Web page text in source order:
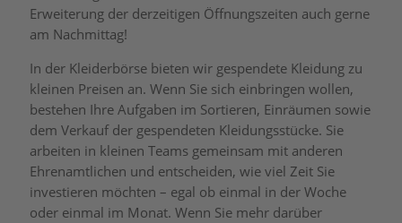
Erweiterung der derzeitigen Öffnungszeiten auch gerne
am Nachmittag!
In der Kleiderbörse bieten wir gespendete Kleidung zu
kleinen Preisen an. Wenn Sie sich einbringen wollen,
bestehen Ihre Aufgaben im Sortieren, Einräumen sowie
dem Verkauf der gespendeten Kleidungsstücke. Sie
arbeiten in kleinen Teams gemeinsam mit anderen
Ehrenamtlichen und entscheiden, wie viel Zeit Sie
investieren möchten – egal ob einmal in der Woche
oder einmal im Monat. Wenn Sie mehr darüber